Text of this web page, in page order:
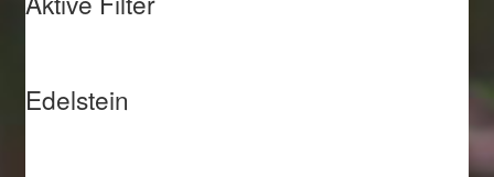
Edelstein